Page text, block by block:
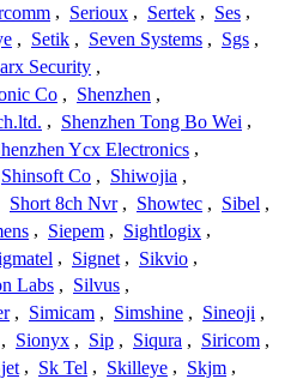
, Serioux , Sertek , Ses ,
, Setik , Seven Systems , Sgs ,
Security ,
Co , Shenzhen ,
, Shenzhen Tong Bo Wei ,
Ycx Electronics ,
Shinsoft Co , Shiwojia ,
Short 8ch Nvr , Showtec , Sibel ,
, Siepem , Sightlogix ,
, Signet , Sikvio ,
Labs , Silvus ,
, Simicam , Simshine , Sineoji ,
, Sionyx , Sip , Siqura , Siricom ,
, Sk Tel , Skilleye , Skjm ,